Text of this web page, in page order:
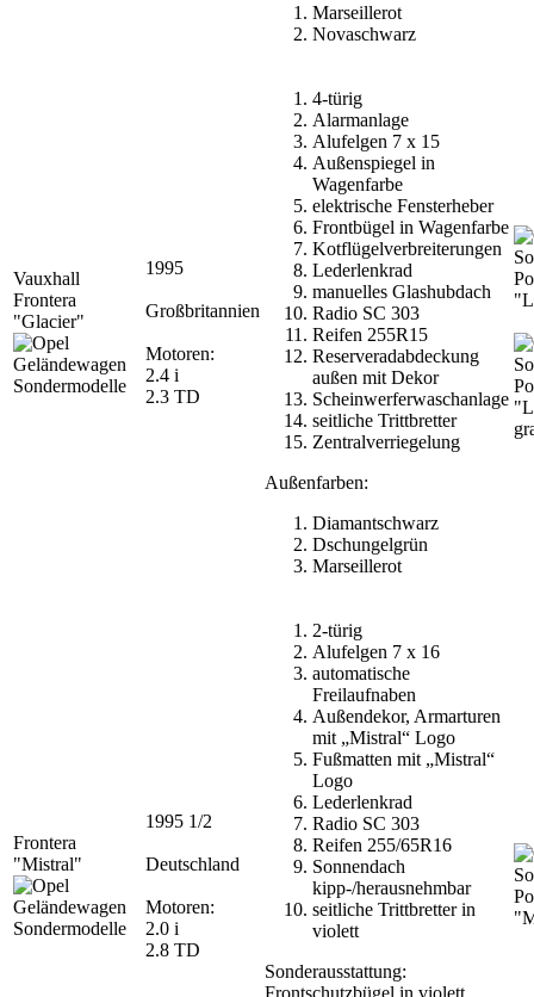
Marseillerot
Novaschwarz
Vauxhall
Frontera
"Glacier"
1995
Großbritannien
Motoren:
2.4 i
2.3 TD
4-türig
Alarmanlage
Alufelgen 7 x 15
Außenspiegel in
Wagenfarbe
elektrische Fensterheber
Frontbügel in Wagenfarbe
Kotflügelverbreiterungen
Lederlenkrad
manuelles Glashubdach
Radio SC 303
Reifen 255R15
Reserveradabdeckung
außen mit Dekor
Scheinwerferwaschanlage
seitliche Trittbretter
Zentralverriegelung
Außenfarben:
Diamantschwarz
Dschungelgrün
Marseillerot
Frontera
"Mistral"
1995 1/2
Deutschland
Motoren:
2.0 i
2.8 TD
2-türig
Alufelgen 7 x 16
automatische
Freilaufnaben
Außendekor, Armarturen
mit „Mistral“ Logo
Fußmatten mit „Mistral“
Logo
Lederlenkrad
Radio SC 303
Reifen 255/65R16
Sonnendach
kipp-/herausnehmbar
seitliche Trittbretter in
violett
Sonderausstattung:
Frontschutzbügel in violett